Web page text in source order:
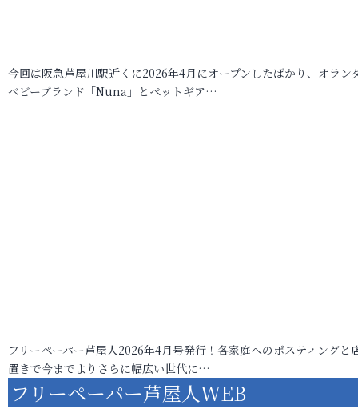
今回は阪急芦屋川駅近くに2026年4月にオープンしたばかり、オラン
ベビーブランド「Nuna」とペットギア…
フリーペーパー芦屋人2026年4月号発行！各家庭へのポスティングと
置きで今までよりさらに幅広い世代に…
フリーペーパー芦屋人WEB